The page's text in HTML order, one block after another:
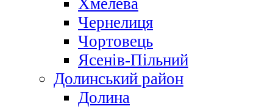
Хмелева
Чернелиця
Чортовець
Ясенів-Пільний
Долинський район
Долина